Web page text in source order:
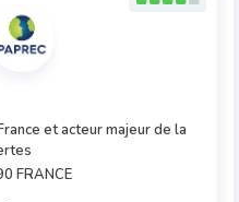
et acteur majeur de la
FRANCE